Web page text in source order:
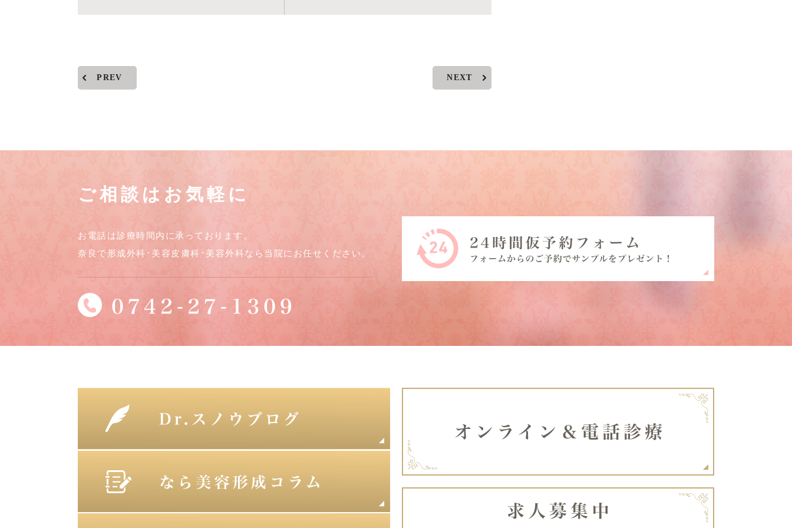
PREV NEXT
ご相談はお気軽に
お電話は診療時間内に承っております。
奈良で形成外科･美容皮膚科･美容外科なら当院にお任せください。